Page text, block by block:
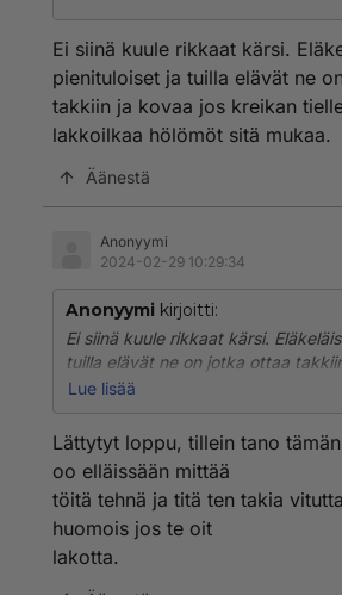
Ei siinä kuule rikkaat kärsi.
pienituloiset ja tuilla elävät ne
takkiin ja kovaa jos kreikan
lakkoilkaa hölömöt sitä mukaa.
Äänestä
Anonyymi
2024-02-29 10:29:34
Anonyymi kirjoitti:
Ei siinä kuule rikkaat kärsi.
tuilla elävät ne on jotka ottaa
kreikan tielle joudutaan, että
Lue lisää
Lättytyt loppu, tillein tano
oo elläissään mittää
töitä tehnä ja titä ten takia
huomois jos te oit
lakotta.